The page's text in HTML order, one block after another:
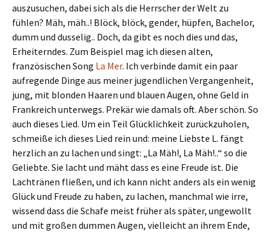
auszusuchen, dabei sich als die Herrscher der Welt zu
fühlen? Mäh, mäh..! Blöck, blöck, gender, hüpfen, Bachelor,
dumm und dusselig.. Doch, da gibt es noch dies und das,
Erheiterndes. Zum Beispiel mag ich diesen alten,
französischen Song La Mer. Ich verbinde damit ein paar
aufregende Dinge aus meiner jugendlichen Vergangenheit,
jung, mit blonden Haaren und blauen Augen, ohne Geld in
Frankreich unterwegs. Prekär wie damals oft. Aber schön. So
auch dieses Lied. Um ein Teil Glücklichkeit zurückzuholen,
schmeiße ich dieses Lied rein und: meine Liebste L. fängt
herzlich an zu lachen und singt: „La Mäh!, La Mäh!..“ so die
Geliebte. Sie lacht und mäht dass es eine Freude ist. Die
Lachtränen fließen, und ich kann nicht anders als ein wenig
Glück und Freude zu haben, zu lachen, manchmal wie irre,
wissend dass die Schafe meist früher als später, ungewollt
und mit großen dummen Augen, vielleicht an ihrem Ende,